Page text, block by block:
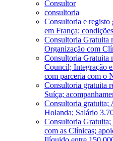
Consultor
consultoria
Consultoria e registo
em França;
Consultoria Gratuita
Organização com
Consultoria Gratuita
Council; Integração
com parceria com o
Consultoria gratuita
Suíça;
Consultoria gratuita;
Holanda; Salário
Consultoria Gratuita;
com as Clínicas;